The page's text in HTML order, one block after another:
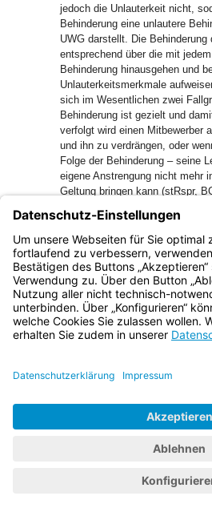
jedoch die Unlauterkeit nicht,
Behinderung eine unlautere
UWG darstellt. Die
entsprechend über die mit
Behinderung hinausgehen und
Unlauterkeitsmerkmale
sich im Wesentlichen zwei
Behinderung ist gezielt und
verfolgt wird einen Mitbewerber
und ihn zu verdrängen, oder
Folge der Behinderung – seine
eigene Anstrengung nicht mehr
Geltung bringen kann (stRspr,
Flugvermittlung im Internet;
Werbeblocker II). Ob die
Zielgerichtetheit erfüllt sind, ist
Gesamtwürdigung der
Berücksichtigung der Interessen
Verbraucher und sonstigen
Allgemeinheit zu beurteilen
Rn. 28 – wetteronline.de;
Flugvermittlung im Internet;
UWG/Menebröcker/Blank/
a) Vorliegend handelte die
Verdrängungsabsicht. Vielmehr
Klägers gegen Entgelt weiterhin
weiter am Markt anbietet.